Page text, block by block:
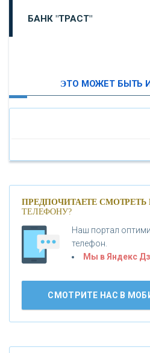
БАНК "ТРАСТ"
«БАНК САНКТ-
«ПРОМСВЯЗЬБАНК»
«НОВИКОМБАНК»
«ВНЕШПРОМБАНК»
«БАНК ЮГРА»
ЭТО МОЖЕТ БЫТЬ
ПРЕДПОЧИТАЕТЕ
ТЕЛЕФОНУ?
Наш портал
телефон.
Мы в Яндекс
СМОТРИТЕ НАС В